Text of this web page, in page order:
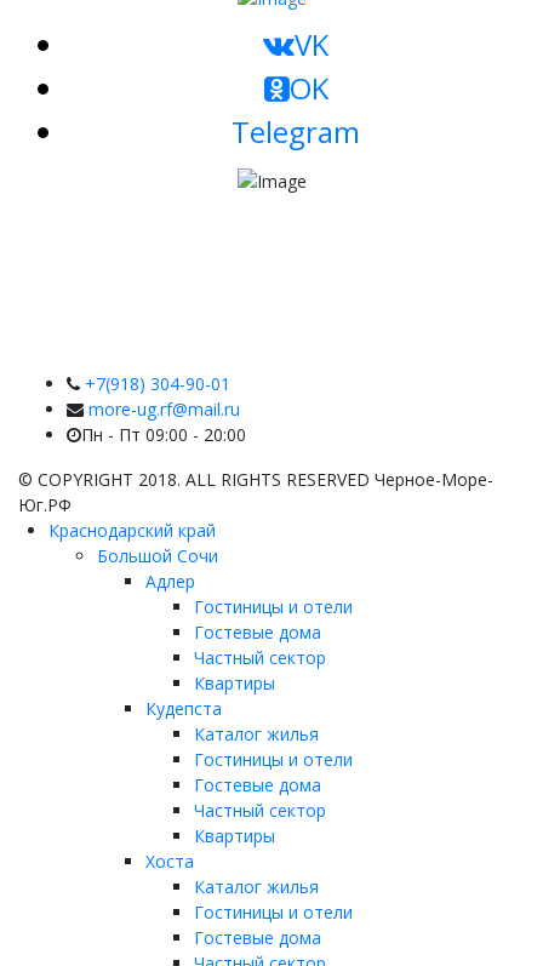
VK
OK
Telegram
+7(918) 304-90-01
more-ug.rf@mail.ru
Пн - Пт 09:00 - 20:00
© COPYRIGHT 2018. ALL RIGHTS RESERVED Черное-Море-
Юг.РФ
Краснодарский край
Большой Сочи
Адлер
Гостиницы и отели
Гостевые дома
Частный сектор
Квартиры
Кудепста
Каталог жилья
Гостиницы и отели
Гостевые дома
Частный сектор
Квартиры
Хоста
Каталог жилья
Гостиницы и отели
Гостевые дома